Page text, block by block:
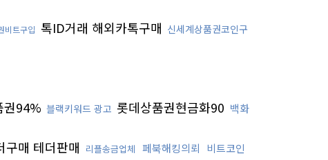
비트구입 톡ID거래 해외카톡구매 신세계상품권코인구
권94% 블랙키워드 광고 롯데상품권현금화90 백화
구매 테더판매 리플송금업체 페북해킹의뢰 비트코인